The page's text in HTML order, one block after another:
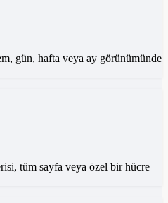
gün, hafta veya ay görünümünde
tüm sayfa veya özel bir hücre